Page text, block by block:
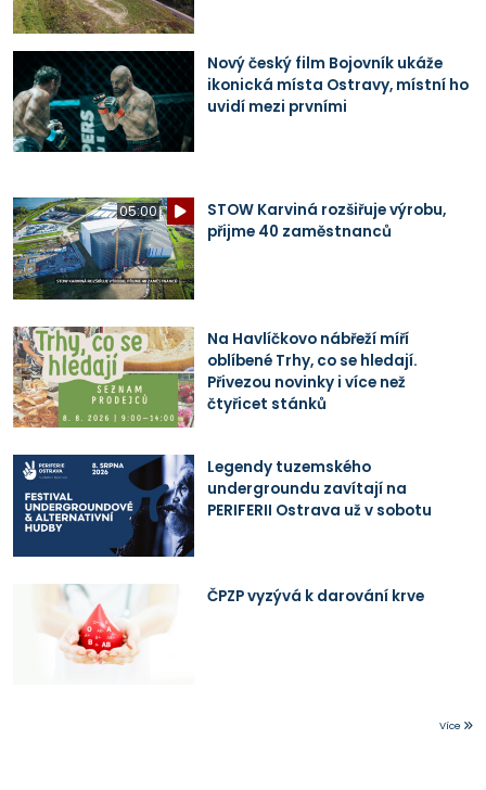
Nový český film Bojovník ukáže
ikonická místa Ostravy, místní ho
uvidí mezi prvními
05:00
STOW Karviná rozšiřuje výrobu,
přijme 40 zaměstnanců
Na Havlíčkovo nábřeží míří
oblíbené Trhy, co se hledají.
Přivezou novinky i více než
čtyřicet stánků
Legendy tuzemského
undergroundu zavítají na
PERIFERII Ostrava už v sobotu
ČPZP vyzývá k darování krve
Více